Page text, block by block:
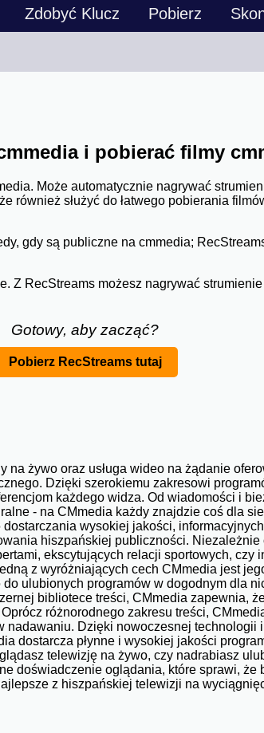
Zdobyć Klucz Pobierz
i pobierać filmy
Może automatycznie nagrywać
również służyć do łatwego pobierania
gdy są publiczne na cmmedia;
Z RecStreams możesz nagrywać
Gotowy, aby zacząć?
Pobierz RecStreams tutaj
na żywo oraz usługa wideo na żądanie
Dzięki szerokiemu zakresowi
każdego widza. Od wiadomości i
- na CMmedia każdy znajdzie coś dla
wysokiej jakości,
hiszpańskiej publiczności. Niezależnie
ekscytujących relacji sportowych, czy
z wyróżniających cech CMmedia jest
ulubionych programów w dogodnym dla
bibliotece treści, CMmedia zapewnia,
różnorodnego zakresu treści,
nadawaniu. Dzięki nowoczesnej technologii i
dostarcza płynne i wysokiej jakości
telewizję na żywo, czy nadrabiasz
doświadczenie oglądania, które sprawi, że
z hiszpańskiej telewizji na